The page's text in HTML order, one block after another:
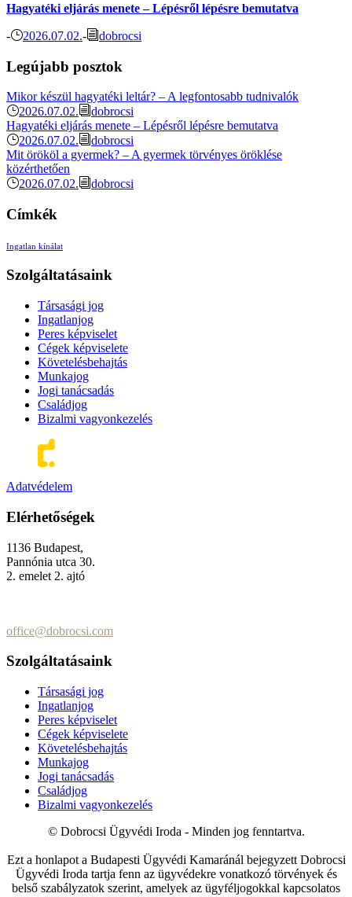
Hagyatéki eljárás menete – Lépésről lépésre bemutatva
- 2026.07.02.- dobrocsi
Legújabb posztok
Mikor készül hagyatéki leltár? – A legfontosabb tudnivalók
2026.07.02.
dobrocsi
Hagyatéki eljárás menete – Lépésről lépésre bemutatva
2026.07.02.
dobrocsi
Mit örököl a gyermek? – A gyermek törvényes öröklése
közérthetően
2026.07.02.
dobrocsi
Címkék
Ingatlan kínálat
Szolgáltatásaink
Társasági jog
Ingatlanjog
Peres képviselet
Cégek képviselete
Követelésbehajtás
Munkajog
Jogi tanácsadás
Családjog
Bizalmi vagyonkezelés
Adatvédelem
Elérhetőségek
1136 Budapest,
Pannónia utca 30.
2. emelet 2. ajtó
office@dobrocsi.com
Szolgáltatásaink
Társasági jog
Ingatlanjog
Peres képviselet
Cégek képviselete
Követelésbehajtás
Munkajog
Jogi tanácsadás
Családjog
Bizalmi vagyonkezelés
© Dobrocsi Ügyvédi Iroda - Minden jog fenntartva.
Ezt a honlapot a Budapesti Ügyvédi Kamaránál bejegyzett Dobrocsi
Ügyvédi Iroda tartja fenn az ügyvédekre vonatkozó törvények és
belső szabályzatok szerint, amelyek az ügyféljogokkal kapcsolatos